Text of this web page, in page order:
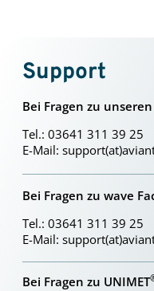
Support
Bei Fragen zu
Tel.: 03641 311 39 25
E-Mail:
Bei Fragen zu wave
Tel.: 03641 311 39 25
E-Mail:
Bei Fragen zu UNIMET